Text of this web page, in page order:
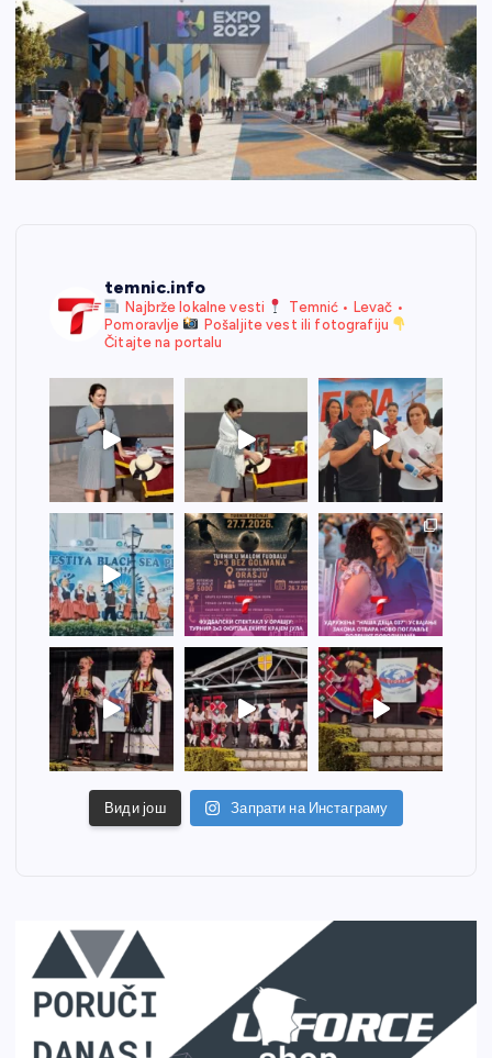
temnic.info
Najbrže lokalne vesti
Temnić • Levač •
Pomoravlje
Pošaljite vest ili fotografiju
Čitajte na portalu
Види још Запрати на Инстаграму